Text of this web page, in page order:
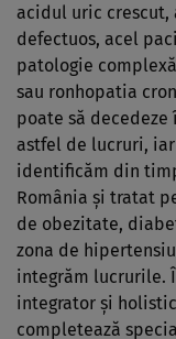
acidul uric
defectuos, acel
patologie
sau ronhopatia
poate să decedeze
astfel de lucruri,
identificăm din
România şi tratat
de obezitate,
zona de
integrăm lucrurile.
integrator şi
completează